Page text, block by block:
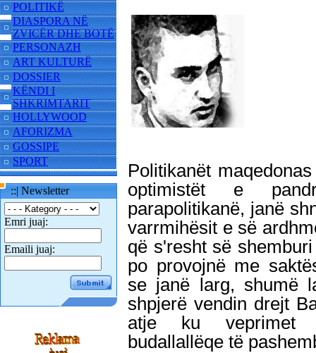
POLITIKË
DIASPORA NË
ZVICËR DHE BOTË
PERSONAZH
ART KULTURË
DOSSIER
KËNDI I
SHKRIMTARIT
HOLLYWOOD
AFORIZMA
GOSSIPE
SPORT
::| Newsletter
Emri juaj:
Emaili juaj:
Politikanët
optimistët e
parapolitikanë, janë
varrmihësit e së
që s'resht së
po provojnë me
se janë larg, shumë
shpjerë vendin drejt
atje ku veprimet
budallallëqe të